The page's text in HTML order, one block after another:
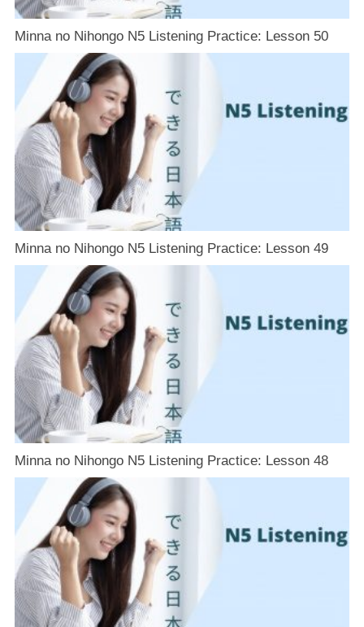
Minna no Nihongo N5 Listening Practice: Lesson 50
Minna no Nihongo N5 Listening Practice: Lesson 49
Minna no Nihongo N5 Listening Practice: Lesson 48